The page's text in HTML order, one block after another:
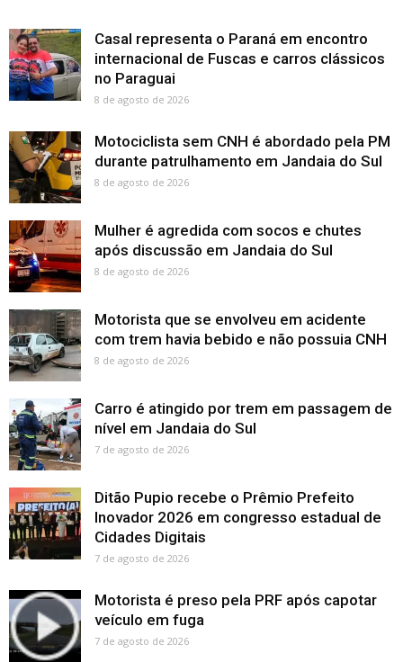
Casal representa o Paraná em encontro
internacional de Fuscas e carros clássicos
no Paraguai
8 de agosto de 2026
Motociclista sem CNH é abordado pela PM
durante patrulhamento em Jandaia do Sul
8 de agosto de 2026
Mulher é agredida com socos e chutes
após discussão em Jandaia do Sul
8 de agosto de 2026
Motorista que se envolveu em acidente
com trem havia bebido e não possuia CNH
8 de agosto de 2026
Carro é atingido por trem em passagem de
nível em Jandaia do Sul
7 de agosto de 2026
Ditão Pupio recebe o Prêmio Prefeito
Inovador 2026 em congresso estadual de
Cidades Digitais
7 de agosto de 2026
Motorista é preso pela PRF após capotar
veículo em fuga
7 de agosto de 2026